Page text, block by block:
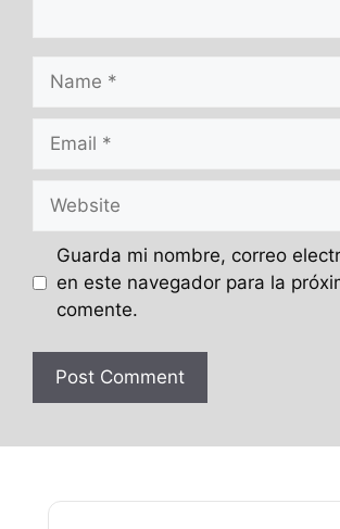
Name
Email
Website
Guarda mi nombre, correo
en este navegador para la
comente.